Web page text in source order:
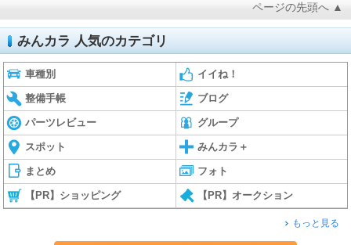
ページの先頭へ ▲
みんカラ 人気のカテゴリ
車種別 イイね！
整備手帳 ブログ
パーツレビュー グループ
スポット みんカラ＋
まとめ フォト
【PR】ショッピング 【PR】オークション
もっと見る